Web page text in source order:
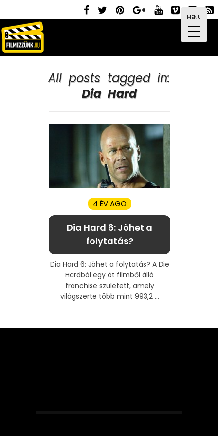
MENÜ
All posts tagged in:
Dia Hard
4 ÉV AGO
Dia Hard 6: Jöhet a
folytatás?
Dia Hard 6: Jöhet a folytatás? A Die
Hardból egy öt filmből álló
franchise született, amely
világszerte több mint 993,2 ...